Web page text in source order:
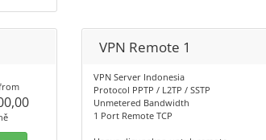
VPN Remote 1
VPN Server Indonesia
Protocol PPTP / L2TP / SSTP
Unmetered Bandwidth
1 Port Remote TCP